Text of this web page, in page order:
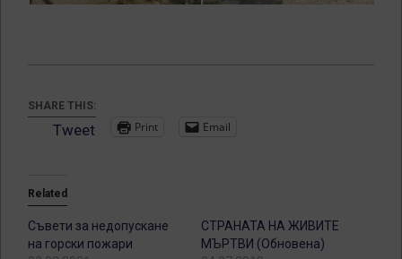
SHARE THIS:
Tweet Print Email
Related
Съвети за недопускане
на горски пожари
СТРАНАТА НА ЖИВИТЕ
МЪРТВИ (Обновена)